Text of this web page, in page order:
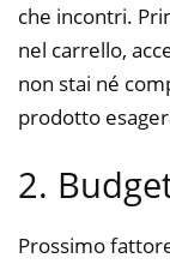
che incontri.
nel carrello,
non stai né
prodotto
2.
Prossimo